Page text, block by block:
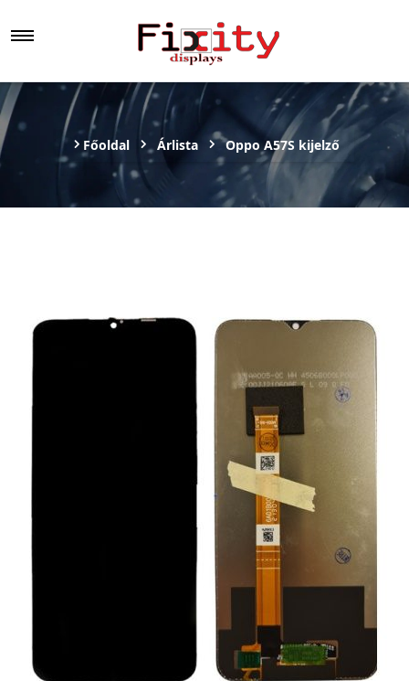
Főoldal Árlista Oppo A57S kijelző